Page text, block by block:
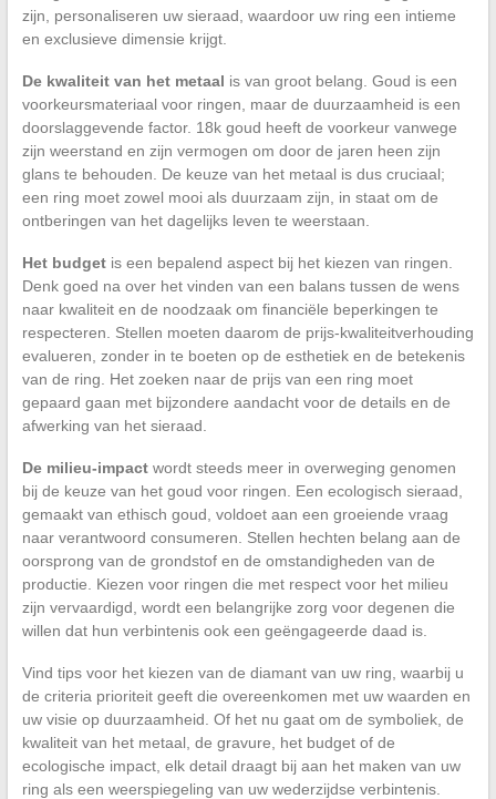
zijn, personaliseren uw sieraad, waardoor uw ring een intieme
en exclusieve dimensie krijgt.
De kwaliteit van het metaal is van groot belang. Goud is een
voorkeursmateriaal voor ringen, maar de duurzaamheid is een
doorslaggevende factor. 18k goud heeft de voorkeur vanwege
zijn weerstand en zijn vermogen om door de jaren heen zijn
glans te behouden. De keuze van het metaal is dus cruciaal;
een ring moet zowel mooi als duurzaam zijn, in staat om de
ontberingen van het dagelijks leven te weerstaan.
Het budgetis een bepalend aspect bij het kiezen van ringen.
Denk goed na over het vinden van een balans tussen de wens
naar kwaliteit en de noodzaak om financiële beperkingen te
respecteren. Stellen moeten daarom de prijs-kwaliteitverhouding
evalueren, zonder in te boeten op de esthetiek en de betekenis
van de ring. Het zoeken naar de prijs van een ring moet
gepaard gaan met bijzondere aandacht voor de details en de
afwerking van het sieraad.
De milieu-impactwordt steeds meer in overweging genomen
bij de keuze van het goud voor ringen. Een ecologisch sieraad,
gemaakt van ethisch goud, voldoet aan een groeiende vraag
naar verantwoord consumeren. Stellen hechten belang aan de
oorsprong van de grondstof en de omstandigheden van de
productie. Kiezen voor ringen die met respect voor het milieu
zijn vervaardigd, wordt een belangrijke zorg voor degenen die
willen dat hun verbintenis ook een geëngageerde daad is.
Vind tips voor het kiezen van de diamant van uw ring, waarbij u
de criteria prioriteit geeft die overeenkomen met uw waarden en
uw visie op duurzaamheid. Of het nu gaat om de symboliek, de
kwaliteit van het metaal, de gravure, het budget of de
ecologische impact, elk detail draagt bij aan het maken van uw
ring als een weerspiegeling van uw wederzijdse verbintenis.